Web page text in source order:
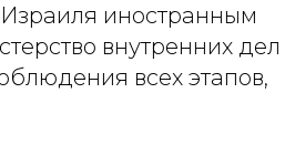
иностранным
внутренних дел
всех этапов,